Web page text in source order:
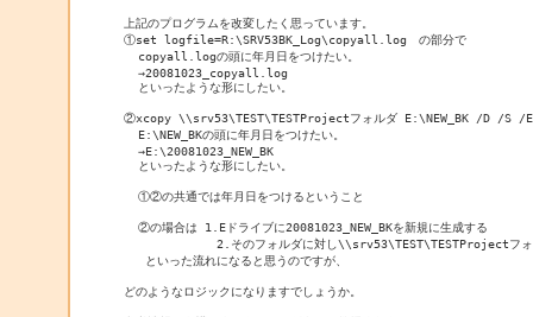
上記のプログラムを改変したく思っています。
①set logfile=R:\SRV53BK_Log\copyall.log　の部分で
  copyall.logの頭に年月日をつけたい。
  →20081023_copyall.log
  といったような形にしたい。
②xcopy \\srv53\TEST\TESTProjectフォルダ E:\NEW_BK /D /S
  E:\NEW_BKの頭に年月日をつけたい。
  →E:\20081023_NEW_BK
  といったような形にしたい。
  ①②の共通では年月日をつけるということ
  ②の場合は 1.Eドライブに20081023_NEW_BKを新規に生成する
2.そのフォルダに対し\\srv53\TEST\TESTProjectフォ
   といった流れになると思うのですが、
どのようなロジックになりますでしょうか。